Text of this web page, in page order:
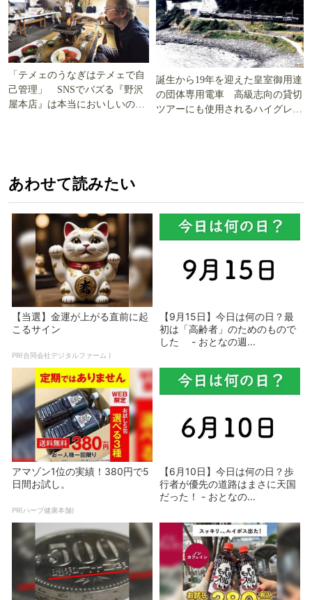
「テメェのうなぎはテメェで自
己管理」 SNSでバズる『野沢
屋本店』は本当においしいの
誕生から19年を迎えた皇室御用達
の団体専用電車 高級志向の貸切
ツアーにも使用されるハイグレー
あわせて読みたい
【当選】金運が上がる直前に起
こるサイン
PR(合同会社デジタルファーム )
【9月15日】今日は何の日？最
初は「高齢者」のためのもので
した - おとなの週...
アマゾン1位の実績！380円で5
日間お試し。
PR(ハーブ健康本舗)
【6月10日】今日は何の日？歩
行者が優先の道路はまさに天国
だった！ - おとなの...